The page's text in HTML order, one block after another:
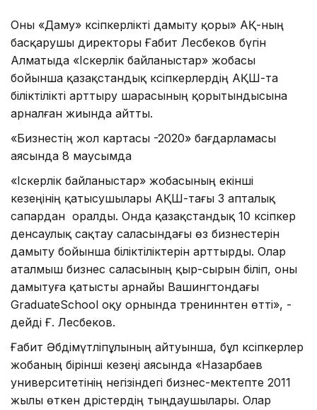
Оны «Даму» кәсіпкерлікті дамыту қоры» АҚ-ның
басқарушы директоры Ғабит Лесбеков бүгін
Алматыда «Іскерлік байланыстар» жобасы
бойынша қазақстандық кәсіпкерлердің АҚШ-та
біліктілікті арттыру шарасының қорытындысына
арналған жиында айтты.
«Бизнестің жол картасы -2020» бағдарламасы
аясында 8 маусымда
«Іскерлік байланыстар» жобасының екінші
кезеңінің қатысушылары АҚШ-тағы 3 апталық
сапардан оралды. Онда қазақстандық 10 кәсіпкер
денсаулық сақтау саласындағы өз бизнестерін
дамыту бойынша біліктіліктерін арттырды. Олар
аталмыш бизнес саласының қыр-сырын біліп, оны
дамытуға қатысты арнайы Вашингтондағы
GraduateSchool оқу орнында трениннтен өтті», -
дейді Ғ. Лесбеков.
Ғабит Әбдімүтәліпұлының айтуынша, бұл кәсіпкерлер
жобаның бірінші кезеңі аясында «Назарбаев
университетінің негізіндегі бизнес-мектепте 2011
жылы өткен дәрістердің тыңдаушылары. Олар